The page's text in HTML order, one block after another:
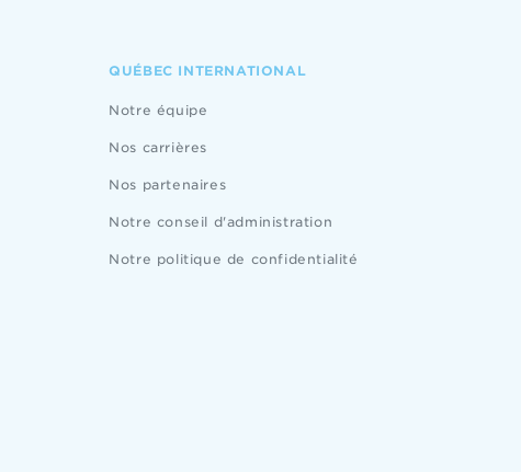
QUÉBEC INTERNATIONAL
Notre équipe
Nos carrières
Nos partenaires
Notre conseil d'administration
Notre politique de confidentialité